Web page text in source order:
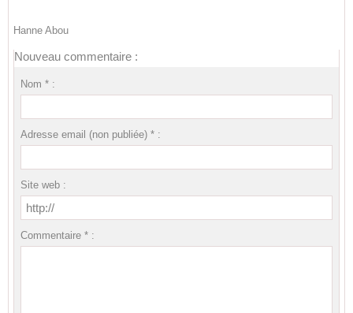
Hanne Abou
Nouveau commentaire :
Nom * :
Adresse email (non publiée) * :
Site web :
Commentaire * :